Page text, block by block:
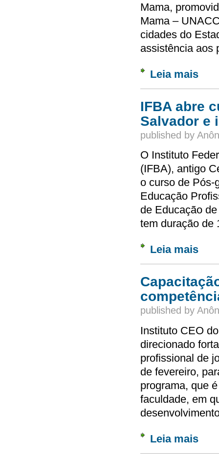
Mama,
Mama –
cidades do
assistência aos
Leia mais
IFBA abre
Salvador e
published by
O Instituto
(IFBA), antigo
o curso de Pós-
Educação
de Educação
tem duração de
Leia mais
published by
Instituto CEO
direcionado
profissional de
de fevereiro,
programa, que
faculdade, em
Leia mais